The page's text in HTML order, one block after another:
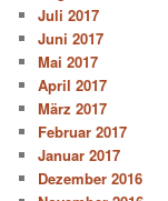
Juli 2017
Juni 2017
Mai 2017
April 2017
März 2017
Februar 2017
Januar 2017
Dezember 2016